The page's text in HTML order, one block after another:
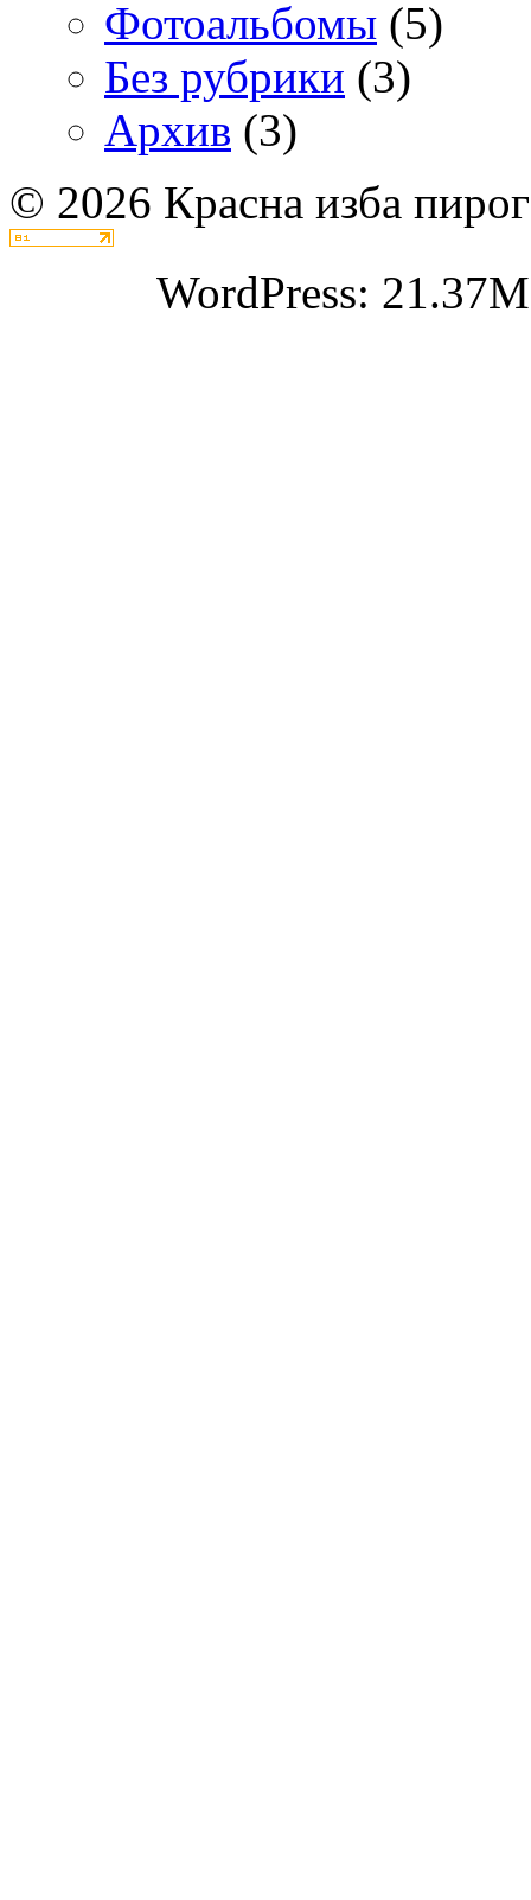
Фотоальбомы (5)
Без рубрики (3)
Архив (3)
© 2026 Красна изба
WordPress: